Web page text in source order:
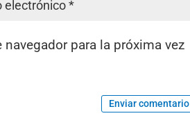
para la próxima vez
Enviar comentario